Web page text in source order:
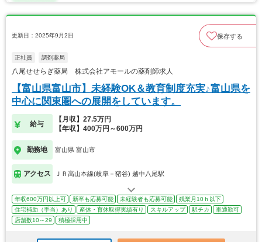
更新日：2025年9月2日 保存する
正社員 調剤薬局
八尾せせらぎ薬局 株式会社アモールの薬剤師求人
【富山県富山市】未経験OK＆教育制度充実♪富山県を
中心に関東圏への展開をしています。
給与
【月収】27.5万円
【年収】400万円～600万円
勤務地 富山県 富山市
アクセス ＪＲ高山本線(岐阜－猪谷) 越中八尾駅
年収600万円以上可 新卒も応募可能 未経験者も応募可能
残業月10ｈ以下
住宅補助（手当）あり
産休・育休取得実績有り スキルアップ 駅チカ
車通勤可
店舗数10～29
積極採用中